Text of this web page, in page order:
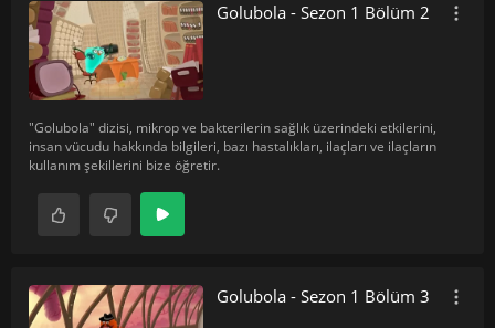
Golubola - Sezon 1 Bölüm 2
"Golubola" dizisi, mikrop ve bakterilerin sağlık üzerindeki etkilerini,
insan vücudu hakkında bilgileri, bazı hastalıkları, ilaçları ve ilaçların
kullanım şekillerini bize öğretir.
Golubola - Sezon 1 Bölüm 3